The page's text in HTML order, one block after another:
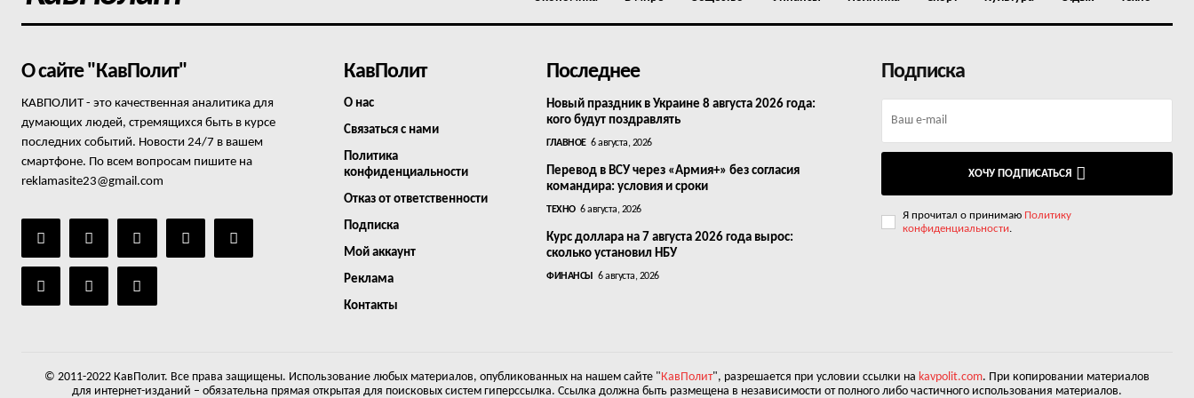
О сайте "КавПолит"
КАВПОЛИТ - это качественная аналитика для
думающих людей, стремящихся быть в курсе
последних событий. Новости 24/7 в вашем
смартфоне. По всем вопросам пишите на
reklamasite23@gmail.com
КавПолит
О нас
Связаться с нами
Политика
конфиденциальности
Отказ от ответственности
Подписка
Мой аккаунт
Реклама
Контакты
Последнее
Новый праздник в Украине 8 августа 2026 года:
кого будут поздравлять
ГЛАВНОЕ 6 августа, 2026
Перевод в ВСУ через «Армия+» без согласия
командира: условия и сроки
ТЕХНО 6 августа, 2026
Курс доллара на 7 августа 2026 года вырос:
сколько установил НБУ
ФИНАНСЫ 6 августа, 2026
Подписка
ХОЧУ ПОДПИСАТЬСЯ
Я прочитал о принимаю Политику
конфиденциальности.
© 2011-2022 КавПолит. Все права защищены. Использование любых материалов, опубликованных на нашем сайте " КавПолит", разрешается при условии ссылки на kavpolit.com. При копировании материалов
для интернет-изданий – обязательна прямая открытая для поисковых систем гиперссылка. Ссылка должна быть размещена в независимости от полного либо частичного использования материалов.